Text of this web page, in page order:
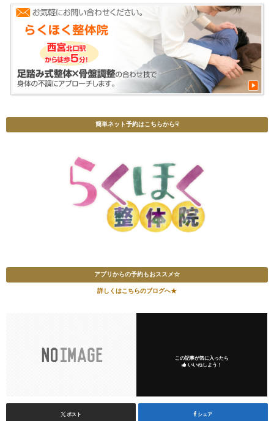
簡単ネット予約はこちらから☟
アプリからの予約もおススメ☆
詳しくはこちらのブログへ★
この記事が気に入ったら
いいねしよう！
ポスト シェア